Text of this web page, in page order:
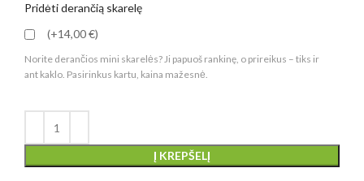
Pridėti derančią skarelę
(+14,00 €)
Norite derančios mini skarelės? Ji papuoš rankinę, o prireikus – tiks ir
ant kaklo. Pasirinkus kartu, kaina mažesnė.
Į KREPŠELĮ